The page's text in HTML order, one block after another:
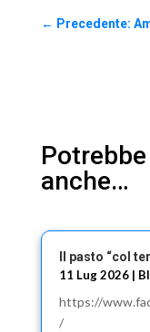
← Precedente:
anche…
Il pasto “col
11 Lug 2026|
https://
/